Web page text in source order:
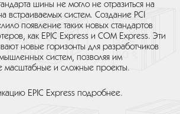
шины не могло не отразиться на
встраиваемых систем. Создание PCI
появление таких новых стандартов
как EPIC Express и COM Express. Эти
новые горизонты для разработчиков
систем, позволяя им
масштабные и сложные проекты.
EPIC Express подробнее.